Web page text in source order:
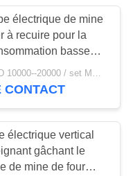
205
électrique de mine
à recuire pour la
basse
de traitement
en métal
CONTACT
électrique vertical
gâchant le
de mine de four